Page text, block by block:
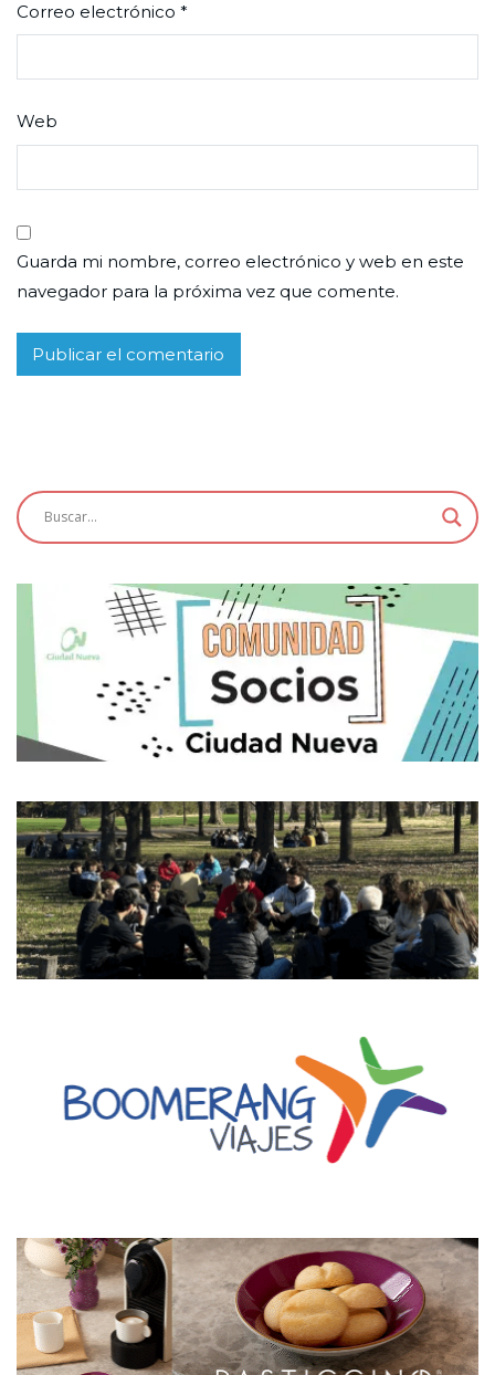
Correo electrónico *
Web
Guarda mi nombre, correo electrónico y web en este
navegador para la próxima vez que comente.